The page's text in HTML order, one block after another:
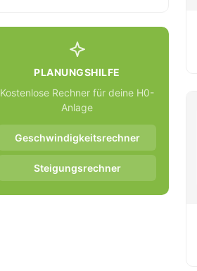
PLANUNGSHILFE
Kostenlose Rechner für deine H0-
Anlage
Geschwindigkeitsrechner
Steigungsrechner